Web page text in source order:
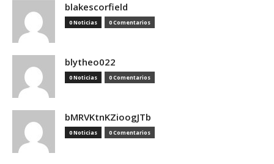
blakescorfield
0 Noticias 0 Comentarios
blytheo022
0 Noticias 0 Comentarios
bMRVKtnKZioogJTb
0 Noticias 0 Comentarios